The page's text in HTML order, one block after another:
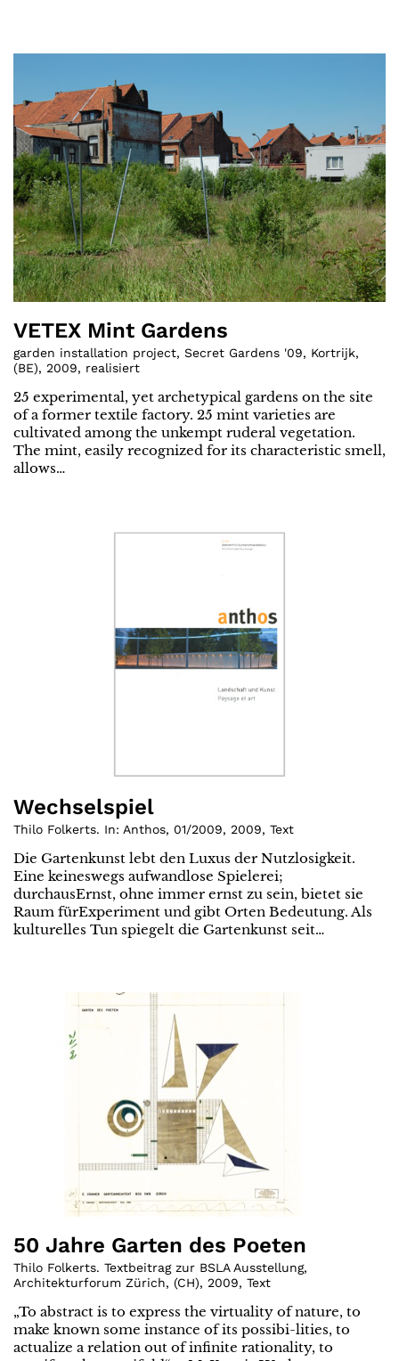
VETEX Mint Gardens
garden installation project, Secret Gardens '09, Kortrijk,
(BE), 2009, realisiert
25 experimental, yet archetypical gardens on the site
of a former textile factory. 25 mint varieties are
cultivated among the unkempt ruderal vegetation.
The mint, easily recognized for its characteristic smell,
allows…
Wechselspiel
Thilo Folkerts. In: Anthos, 01/2009, 2009, Text
Die Gartenkunst lebt den Luxus der Nutzlosigkeit.
Eine keineswegs aufwandlose Spielerei;
durchausErnst, ohne immer ernst zu sein, bietet sie
Raum fürExperiment und gibt Orten Bedeutung. Als
kulturelles Tun spiegelt die Gartenkunst seit…
50 Jahre Garten des Poeten
Thilo Folkerts. Textbeitrag zur BSLA Ausstellung,
Architekturforum Zürich, (CH), 2009, Text
„To abstract is to express the virtuality of nature, to
make known some instance of its possibi-lities, to
actualize a relation out of infinite rationality, to